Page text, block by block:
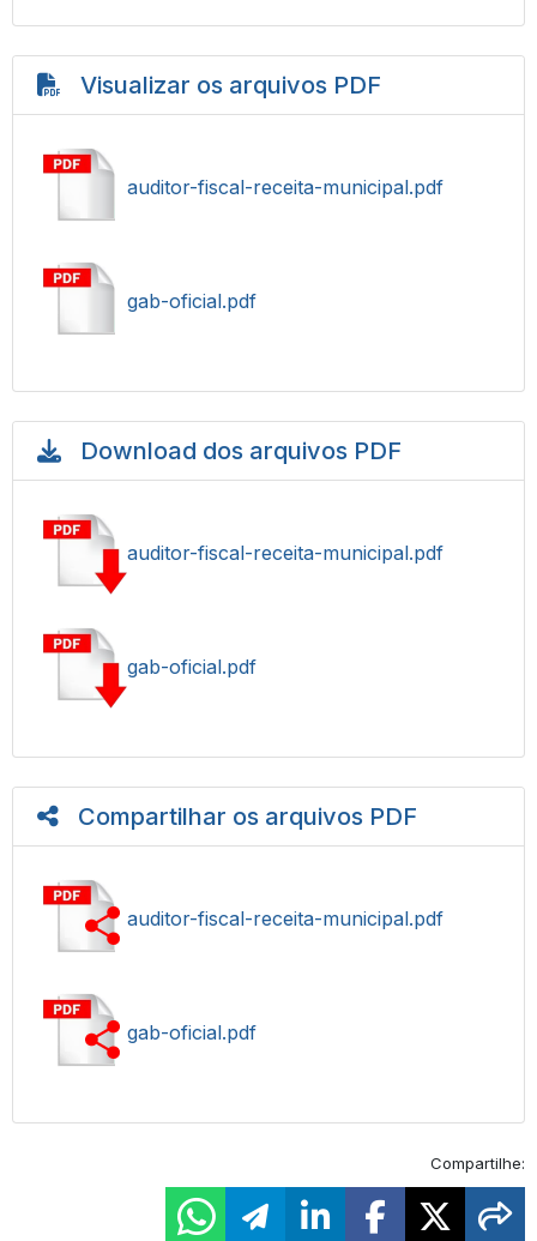
Visualizar os arquivos PDF
auditor-fiscal-receita-municipal.pdf
gab-oficial.pdf
Download dos arquivos PDF
auditor-fiscal-receita-municipal.pdf
gab-oficial.pdf
Compartilhar os arquivos PDF
auditor-fiscal-receita-municipal.pdf
gab-oficial.pdf
Compartilhe: